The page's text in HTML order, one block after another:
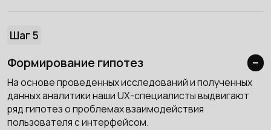
Шаг 5
Формирование гипотез
На основе проведенных исследований и полученных
данных аналитики наши UX-специалисты выдвигают
ряд гипотез о проблемах взаимодействия
пользователя с интерфейсом.